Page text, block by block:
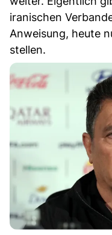
iranischen
Anweisung, heute
stellen.